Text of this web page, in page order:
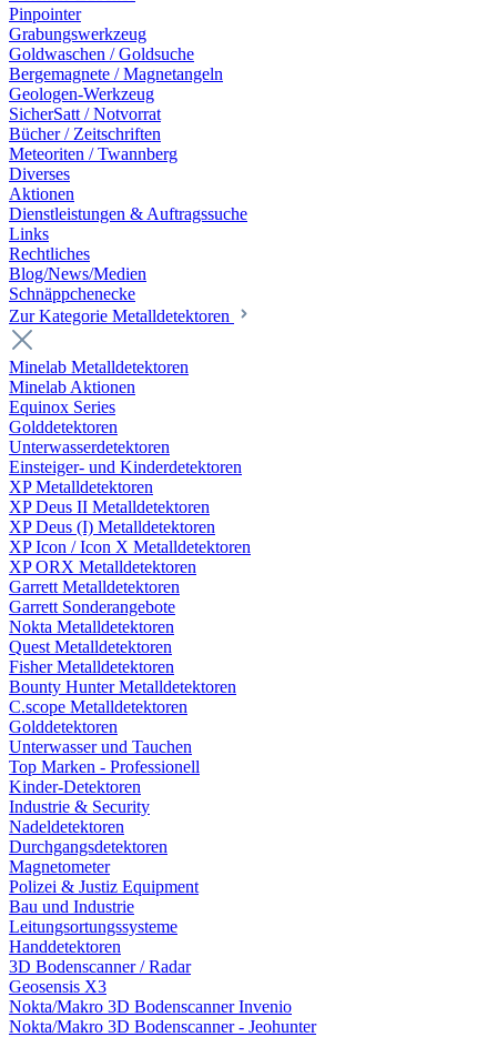
Pinpointer
Grabungswerkzeug
Goldwaschen / Goldsuche
Bergemagnete / Magnetangeln
Geologen-Werkzeug
SicherSatt / Notvorrat
Bücher / Zeitschriften
Meteoriten / Twannberg
Diverses
Aktionen
Dienstleistungen & Auftragssuche
Links
Rechtliches
Blog/News/Medien
Schnäppchenecke
Zur Kategorie Metalldetektoren
Minelab Metalldetektoren
Minelab Aktionen
Equinox Series
Golddetektoren
Unterwasserdetektoren
Einsteiger- und Kinderdetektoren
XP Metalldetektoren
XP Deus II Metalldetektoren
XP Deus (I) Metalldetektoren
XP Icon / Icon X Metalldetektoren
XP ORX Metalldetektoren
Garrett Metalldetektoren
Garrett Sonderangebote
Nokta Metalldetektoren
Quest Metalldetektoren
Fisher Metalldetektoren
Bounty Hunter Metalldetektoren
C.scope Metalldetektoren
Golddetektoren
Unterwasser und Tauchen
Top Marken - Professionell
Kinder-Detektoren
Industrie & Security
Nadeldetektoren
Durchgangsdetektoren
Magnetometer
Polizei & Justiz Equipment
Bau und Industrie
Leitungsortungssysteme
Handdetektoren
3D Bodenscanner / Radar
Geosensis X3
Nokta/Makro 3D Bodenscanner Invenio
Nokta/Makro 3D Bodenscanner - Jeohunter